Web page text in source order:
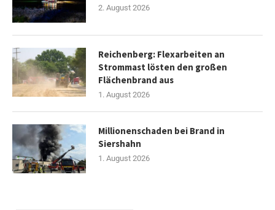
2. August 2026
Reichenberg: Flexarbeiten an
Strommast lösten den großen
Flächenbrand aus
1. August 2026
Millionenschaden bei Brand in
Siershahn
1. August 2026